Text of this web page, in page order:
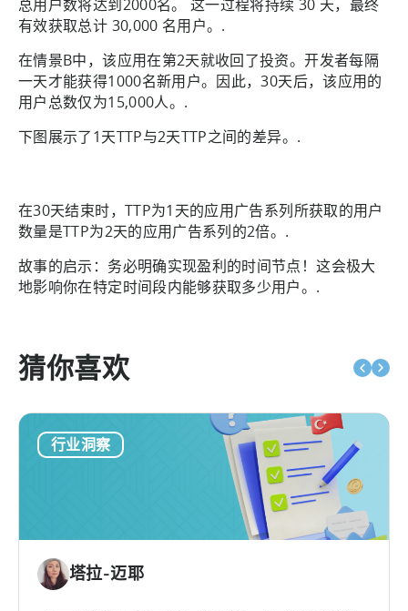
总用户数将达到2000名。 这一过程将持续 30 天，最终
有效获取总计 30,000 名用户。.
在情景B中，该应用在第2天就收回了投资。开发者每隔
一天才能获得1000名新用户。因此，30天后，该应用的
用户总数仅为15,000人。.
下图展示了1天TTP与2天TTP之间的差异。.
在30天结束时，TTP为1天的应用广告系列所获取的用户
数量是TTP为2天的应用广告系列的2倍。.
故事的启示：务必明确实现盈利的时间节点！这会极大
地影响你在特定时间段内能够获取多少用户。.
猜你喜欢
行业洞察
塔拉-迈耶